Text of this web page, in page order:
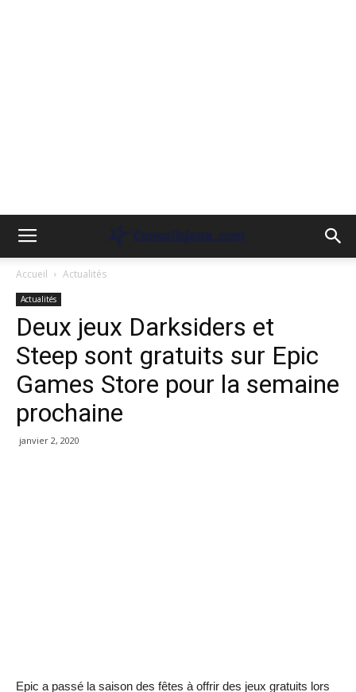
Accueil Actualités
Actualités
Deux jeux Darksiders et
Steep sont gratuits sur Epic
Games Store pour la semaine
prochaine
janvier 2, 2020
Epic a passé la saison des fêtes à offrir des jeux gratuits lors